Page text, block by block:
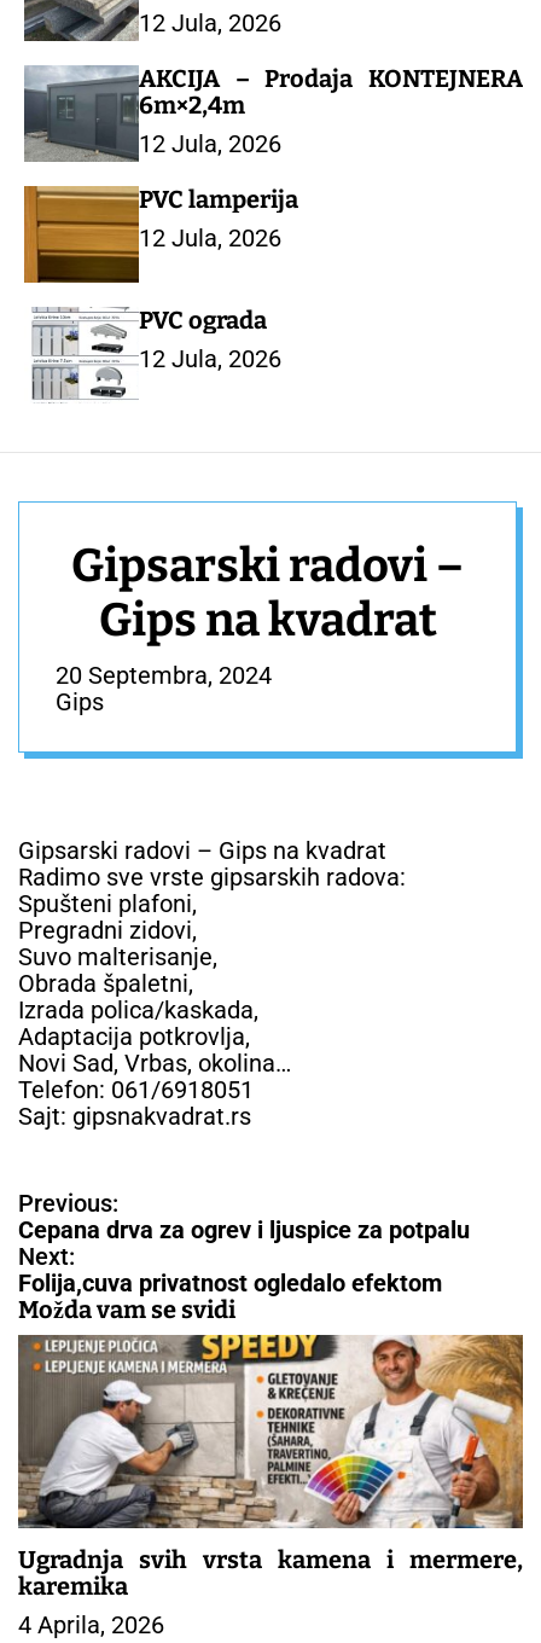
12 Jula, 2026
AKCIJA – Prodaja KONTEJNERA
6m×2,4m
12 Jula, 2026
PVC lamperija
12 Jula, 2026
PVC ograda
12 Jula, 2026
Gipsarski radovi –
Gips na kvadrat
20 Septembra, 2024
Gips
Gipsarski radovi – Gips na kvadrat
Radimo sve vrste gipsarskih radova:
Spušteni plafoni,
Pregradni zidovi,
Suvo malterisanje,
Obrada špaletni,
Izrada polica/kaskada,
Adaptacija potkrovlja,
Novi Sad, Vrbas, okolina…
Telefon: 061/6918051
Sajt: gipsnakvadrat.rs
N
a
v
i
g
a
c
č
l
a
n
a
k
a
Previous:
Cepana drva za ogrev i ljuspice za potpalu
Next:
Folija,cuva privatnost ogledalo efektom
Možda vam se svidi
Ugradnja svih vrsta kamena i mermere,
karemika
4 Aprila, 2026